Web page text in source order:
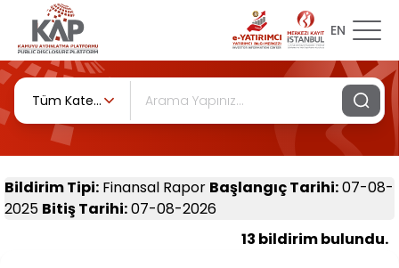
EN
Tüm Kategoriler
Bildirim Tipi: Finansal Rapor Başlangıç Tarihi:07-08-
2025 Bitiş Tarihi:07-08-2026
13 bildirim bulundu.